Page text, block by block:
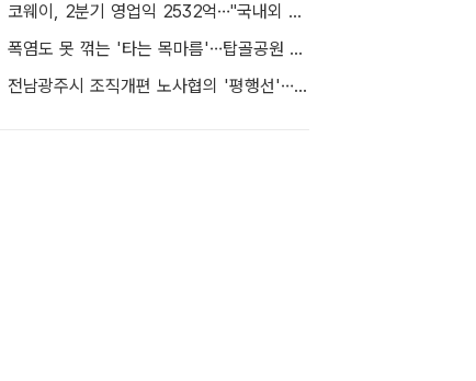
코웨이, 2분기 영업익 2532억…"국내외 모두 판매 증가"
폭염도 못 꺾는 '타는 목마름'…탑골공원 아리수 냉장고 가보니
전남광주시 조직개편 노사협의 '평행선'…핵심부서 배치 결론 못 내